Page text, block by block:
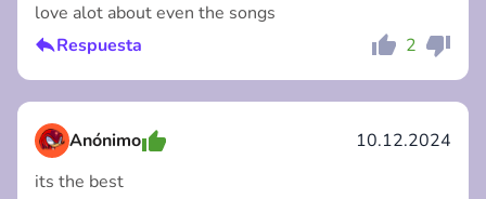
love alot about even the songs
Respuesta
2
Anónimo
10.12.2024
its the best
Cancelar Comentario